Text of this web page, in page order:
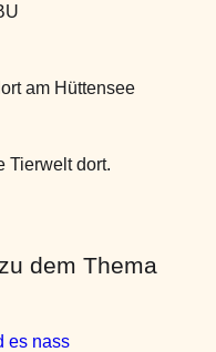
am Hüttensee
Tierwelt dort.
dem Thema
es nass